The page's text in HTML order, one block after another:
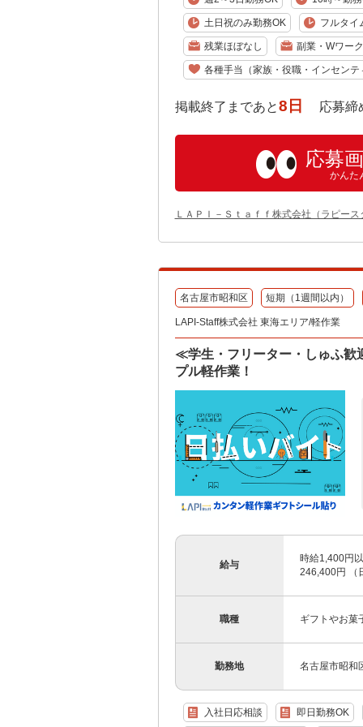
土日祝のみ勤務OK フルタイ
残業ほぼなし 副業・Wワー
各種手当（家族・役職・インセンテ
掲載終了まであと8日 応募締
応募
かんた
ＬＡＰＩ－Ｓｔａｆｆ株式会社（ラピー
名古屋市昭和区 短期（1週間以内）
LAPI-Staff株式会社 東海エリア/軽作業
≪学生・フリーター・しゅふ
プル軽作業！
給与
時給1,400円
246,400円 （
職種 ギフトやお菓
勤務地 名古屋市昭和
入社日応相談 即日勤務OK